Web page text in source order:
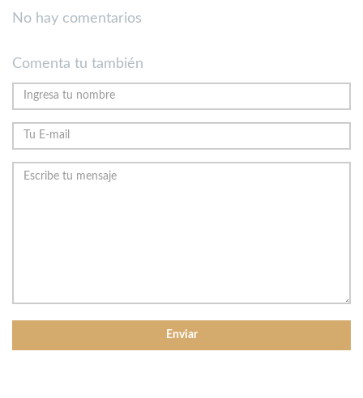
No hay comentarios
Comenta tu también